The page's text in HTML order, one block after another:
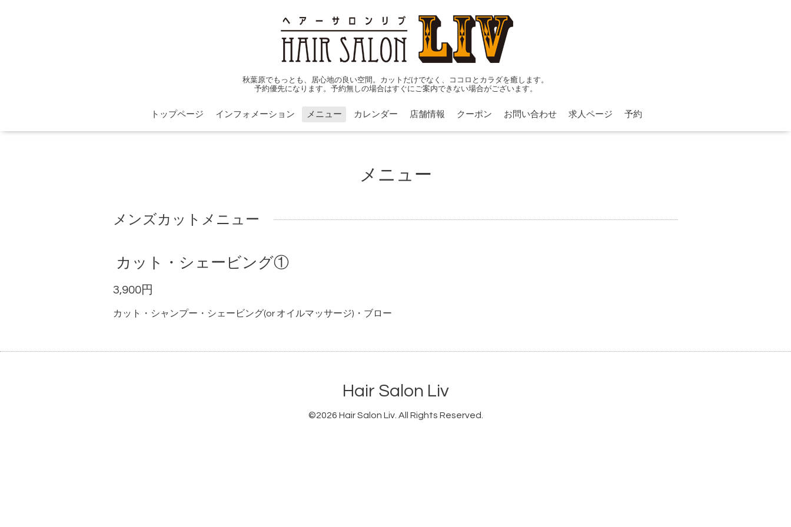
秋葉原でもっとも、居心地の良い空間。カットだけでなく、ココロとカラダを癒します。
予約優先になります。予約無しの場合はすぐにご案内できない場合がございます。
トップページ インフォメーション メニュー カレンダー 店舗情報 クーポン お問い合わせ 求人ページ 予約
メニュー
メンズカットメニュー
カット・シェービング①
3,900円
カット・シャンプー・シェービング(or オイルマッサージ)・ブロー
Hair Salon Liv
©2026 Hair Salon Liv. All Rights Reserved.